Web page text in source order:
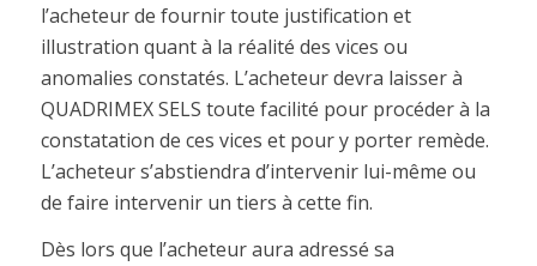
l’acheteur de fournir toute justification et
illustration quant à la réalité des vices ou
anomalies constatés. L’acheteur devra laisser à
QUADRIMEX SELS toute facilité pour procéder à la
constatation de ces vices et pour y porter remède.
L’acheteur s’abstiendra d’intervenir lui-même ou
de faire intervenir un tiers à cette fin.
Dès lors que l’acheteur aura adressé sa